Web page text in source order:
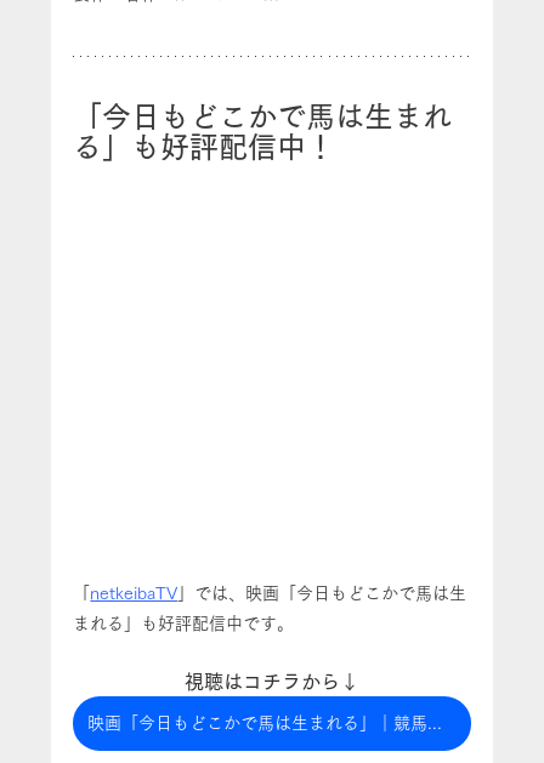
「今日もどこかで馬は生まれ
る」も好評配信中！
netkeibaTV 」では、映画「今日もどこかで馬は生
まれる」も好評配信中です。
視聴はコチラから↓
映画「今日もどこかで馬は生まれる」｜競馬動画 - netkeiba.com